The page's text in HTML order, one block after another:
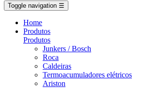
Toggle navigation ☰
Home
Produtos
Produtos
Junkers / Bosch
Roca
Caldeiras
Termoacumuladores elétricos
Ariston